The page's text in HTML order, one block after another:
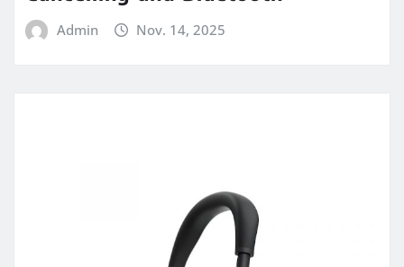
Admin Nov. 14, 2025